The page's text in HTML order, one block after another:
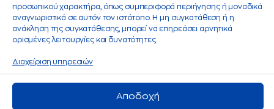
προσωπικού χαρακτήρα, όπως συμπεριφορά περιήγησης ή μοναδικά
αναγνωριστικά σε αυτόν τον ιστότοπο. Η μη συγκατάθεση ή η
ανάκληση της συγκατάθεσης, μπορεί να επηρεάσει αρνητικά
ορισμένες λειτουργίες και δυνατότητες.
Διαχείριση υπηρεσιών
Αποδοχή